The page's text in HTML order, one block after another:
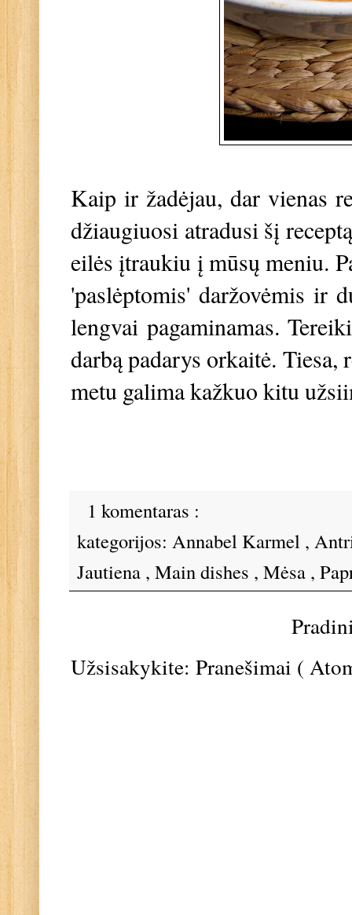
Kaip ir žadėjau, dar vienas
džiaugiuosi atradusi šį
eilės įtraukiu į mūsų meniu.
'paslėptomis' daržovėmis ir
lengvai pagaminamas.
darbą padarys orkaitė.
metu galima kažkuo kitu
1 komentaras :
kategorijos: Annabel Karmel ,
Jautiena , Main dishes , Mėsa ,
Užsisakykite: Pranešimai (